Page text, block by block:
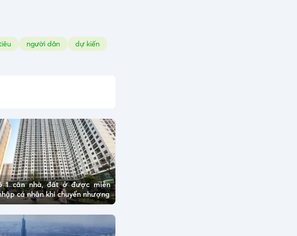
người dân dự kiến
1 căn nhà, đất ở được miễn
cá nhân khi chuyển nhượng